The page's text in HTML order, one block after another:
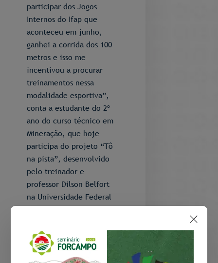
participar dos Jogos
Internos do Ifap que
aconteceu em junho,
ganhei a corrida dos 100
metros e isso me
incentivou a procurar
treinamentos nessa
modalidade esportiva”,
conta a estudante do 2º
ano do curso técnico em
Mineração, que hoje
participa do projeto “Tô
na pista”, desenvolvido
pelo treinador e
professor Dilson Belfort
na Universidade Federal
do Amapá (Unifap).
de segunda-feira a
quinta-feira.
...